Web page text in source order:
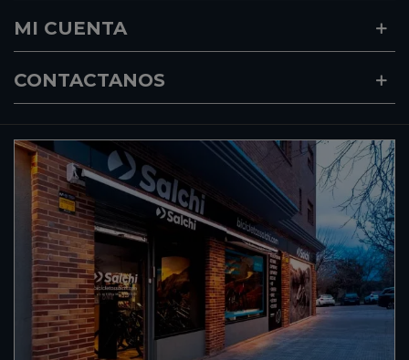
MI CUENTA
CONTACTANOS